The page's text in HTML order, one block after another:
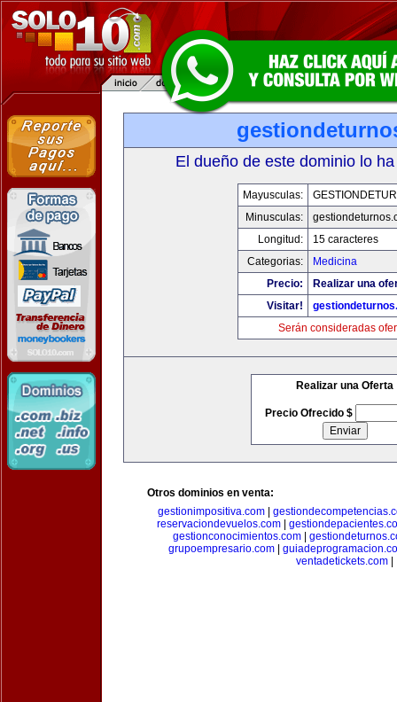
El dueño de este dominio lo
Mayusculas:
Minusculas:
Longitud:
15 caracteres
Categorias:
Medicina
Precio:
Realizar una
Visitar!
Serán consideradas
Realizar una Oferta
Precio Ofrecido $
Otros dominios en venta:
gestionimpositiva.com
reservaciondevuelos.com
gestionconocimientos.com
grupoempresario.com|
ventadetickets.com